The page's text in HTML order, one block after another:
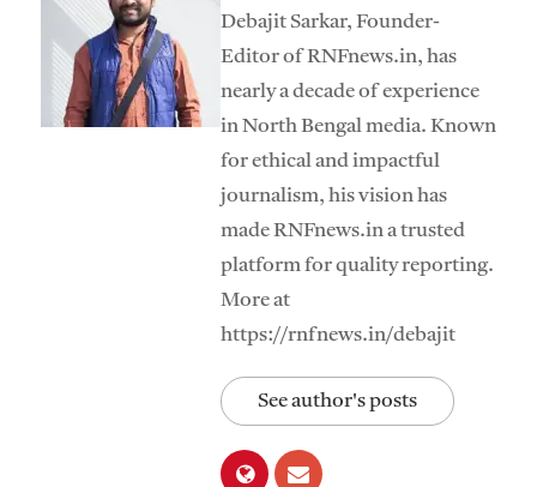
Debajit Sarkar, Founder-
Editor of RNFnews.in, has
nearly a decade of experience
in North Bengal media. Known
for ethical and impactful
journalism, his vision has
made RNFnews.in a trusted
platform for quality reporting.
More at
https://rnfnews.in/debajit
See author's posts